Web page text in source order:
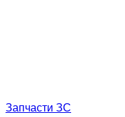
Запчасти ЗС